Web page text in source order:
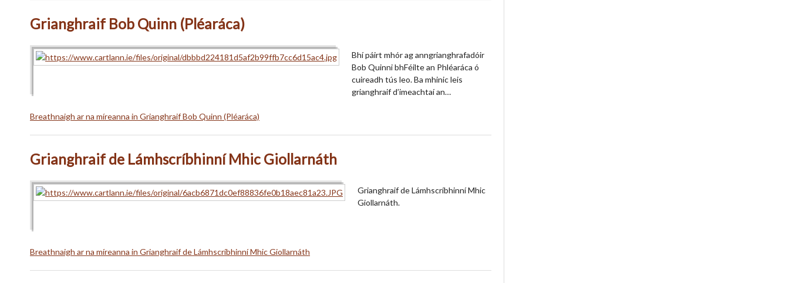
Grianghraif Bob Quinn (Pléaráca)
Bhí páirt mhór ag anngrianghrafadóir
Bob Quinni bhFéilte an Phléaráca ó
cuireadh tús leo. Ba mhinic leis
grianghraif d’imeachtaí an…
Breathnaigh ar na míreanna in Grianghraif Bob Quinn (Pléaráca)
Grianghraif de Lámhscríbhinní Mhic Giollarnáth
Grianghraif de Lámhscríbhinní Mhic
Giollarnáth.
Breathnaigh ar na míreanna in Grianghraif de Lámhscríbhinní Mhic Giollarnáth